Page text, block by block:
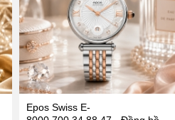
Epos Swiss E-